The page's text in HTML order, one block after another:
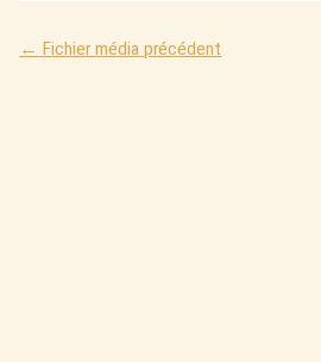
← Fichier média précédent